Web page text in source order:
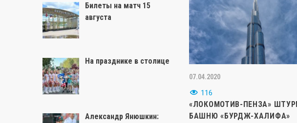
07.04.2020
116
«ЛОКОМОТИВ-ПЕНЗА»
БАШНЮ «БУРДЖ-ХАЛИФА»
Билеты на матч 15
августа
На празднике в столице
Александр Янюшкин: